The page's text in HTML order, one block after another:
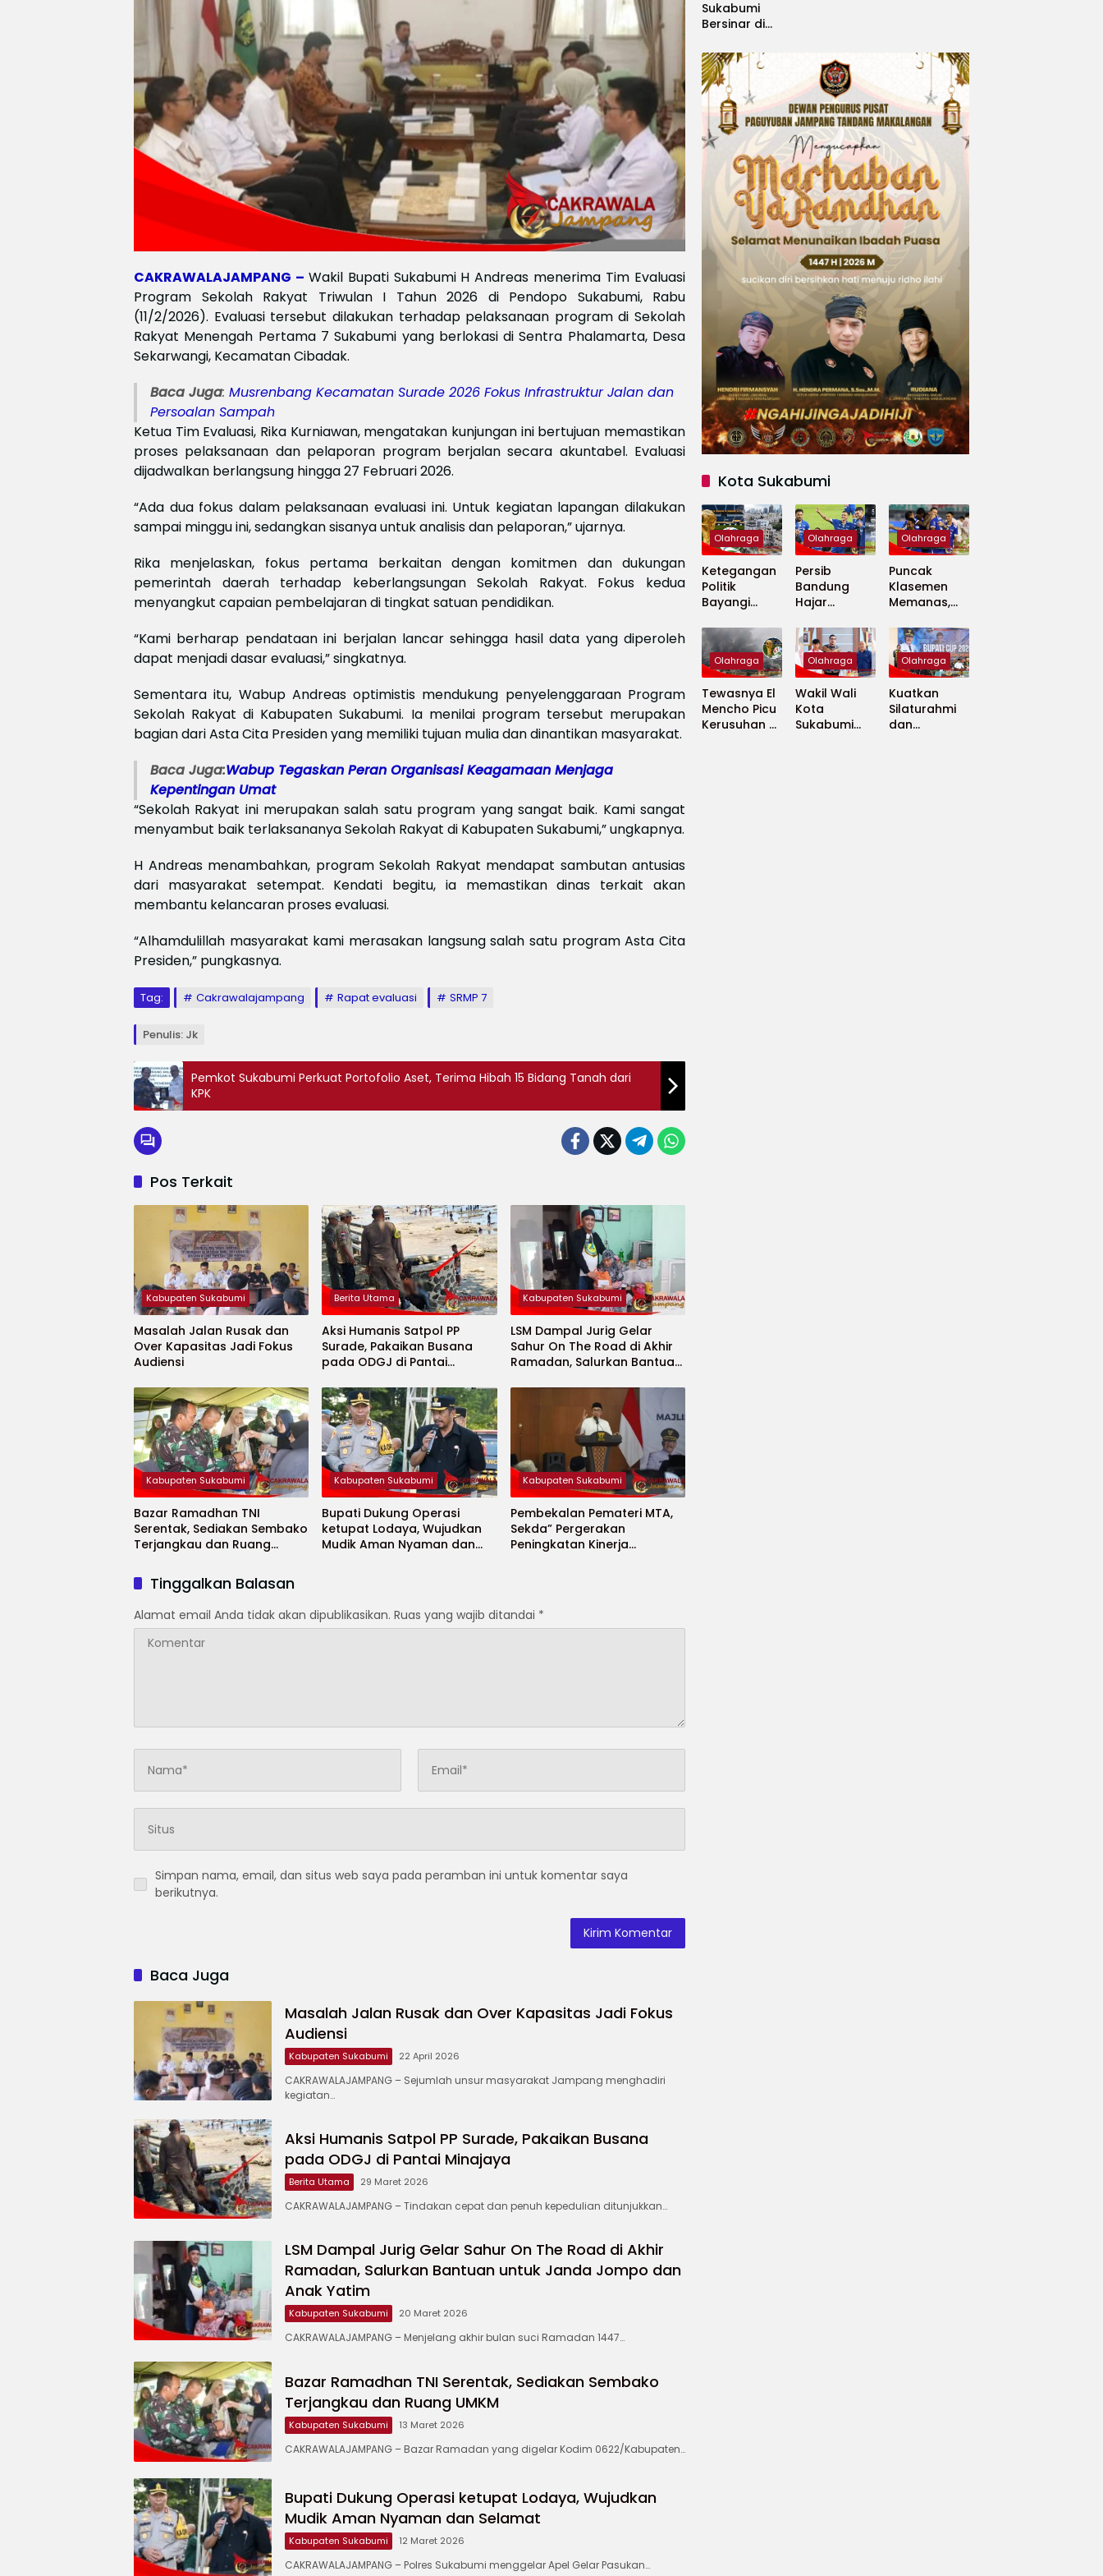
CAKRAWALAJAMPANG – Wakil Bupati Sukabumi H Andreas menerima Tim Evaluasi
Program Sekolah Rakyat Triwulan I Tahun 2026 di Pendopo Sukabumi, Rabu
(11/2/2026). Evaluasi tersebut dilakukan terhadap pelaksanaan program di Sekolah
Rakyat Menengah Pertama 7 Sukabumi yang berlokasi di Sentra Phalamarta, Desa
Sekarwangi, Kecamatan Cibadak.
Baca Juga: Musrenbang Kecamatan Surade 2026 Fokus Infrastruktur Jalan dan
Persoalan Sampah
Ketua Tim Evaluasi, Rika Kurniawan, mengatakan kunjungan ini bertujuan memastikan
proses pelaksanaan dan pelaporan program berjalan secara akuntabel. Evaluasi
dijadwalkan berlangsung hingga 27 Februari 2026.
“Ada dua fokus dalam pelaksanaan evaluasi ini. Untuk kegiatan lapangan dilakukan
sampai minggu ini, sedangkan sisanya untuk analisis dan pelaporan,” ujarnya.
Rika menjelaskan, fokus pertama berkaitan dengan komitmen dan dukungan
pemerintah daerah terhadap keberlangsungan Sekolah Rakyat. Fokus kedua
menyangkut capaian pembelajaran di tingkat satuan pendidikan.
“Kami berharap pendataan ini berjalan lancar sehingga hasil data yang diperoleh
dapat menjadi dasar evaluasi,” singkatnya.
Sementara itu, Wabup Andreas optimistis mendukung penyelenggaraan Program
Sekolah Rakyat di Kabupaten Sukabumi. Ia menilai program tersebut merupakan
bagian dari Asta Cita Presiden yang memiliki tujuan mulia dan dinantikan masyarakat.
Baca Juga:Wabup Tegaskan Peran Organisasi Keagamaan Menjaga
Kepentingan Umat
“Sekolah Rakyat ini merupakan salah satu program yang sangat baik. Kami sangat
menyambut baik terlaksananya Sekolah Rakyat di Kabupaten Sukabumi,” ungkapnya.
H Andreas menambahkan, program Sekolah Rakyat mendapat sambutan antusias
dari masyarakat setempat. Kendati begitu, ia memastikan dinas terkait akan
membantu kelancaran proses evaluasi.
“Alhamdulillah masyarakat kami merasakan langsung salah satu program Asta Cita
Presiden,” pungkasnya.
Tag: Cakrawalajampang Rapat evaluasi SRMP 7
Penulis: Jk
Pemkot Sukabumi Perkuat Portofolio Aset, Terima Hibah 15 Bidang Tanah dari
KPK
Pos Terkait
Kabupaten Sukabumi
Masalah Jalan Rusak dan
Over Kapasitas Jadi Fokus
Audiensi
Berita Utama
Aksi Humanis Satpol PP
Surade, Pakaikan Busana
pada ODGJ di Pantai
Kabupaten Sukabumi
LSM Dampal Jurig Gelar
Sahur On The Road di Akhir
Ramadan, Salurkan Bantuan
Anak Yatim
Kabupaten Sukabumi
Bazar Ramadhan TNI
Serentak, Sediakan Sembako
Terjangkau dan Ruang
Kabupaten Sukabumi
Bupati Dukung Operasi
ketupat Lodaya, Wujudkan
Mudik Aman Nyaman dan
Kabupaten Sukabumi
Pembekalan Pemateri MTA,
Sekda” Pergerakan
Peningkatan Kinerja
Tinggalkan Balasan
Alamat email Anda tidak akan dipublikasikan. Ruas yang wajib ditandai *
Simpan nama, email, dan situs web saya pada peramban ini untuk komentar saya
berikutnya.
Baca Juga
Masalah Jalan Rusak dan Over Kapasitas Jadi Fokus
Audiensi
Kabupaten Sukabumi 22 April 2026
CAKRAWALAJAMPANG – ‎Sejumlah unsur masyarakat Jampang menghadiri
kegiatan…
Aksi Humanis Satpol PP Surade, Pakaikan Busana
pada ODGJ di Pantai Minajaya
Berita Utama 29 Maret 2026
CAKRAWALAJAMPANG – Tindakan cepat dan penuh kepedulian ditunjukkan…
LSM Dampal Jurig Gelar Sahur On The Road di Akhir
Ramadan, Salurkan Bantuan untuk Janda Jompo dan
Anak Yatim
Kabupaten Sukabumi 20 Maret 2026
CAKRAWALAJAMPANG – Menjelang akhir bulan suci Ramadan 1447…
Bazar Ramadhan TNI Serentak, Sediakan Sembako
Terjangkau dan Ruang UMKM
Kabupaten Sukabumi 13 Maret 2026
CAKRAWALAJAMPANG – Bazar Ramadan yang digelar Kodim 0622/Kabupaten…
Bupati Dukung Operasi ketupat Lodaya, Wujudkan
Mudik Aman Nyaman dan Selamat
Kabupaten Sukabumi 12 Maret 2026
CAKRAWALAJAMPANG – Polres Sukabumi menggelar Apel Gelar Pasukan…
Sukabumi
Bersinar di
Gelar
Bergengsi
Ajang Idol
Kids
International
2026
Kota Sukabumi
Olahraga
Ketegangan
Politik
Bayangi
Piala Dunia
2026
Olahraga
Persib
Bandung
Hajar
United 5-0,
Perkuat
Puncak
Klasemen BRI
Super
League
Olahraga
Puncak
Klasemen
Memanas,
Persija Saling
Tekan
Olahraga
Tewasnya El
Mencho Picu
Kerusuhan di
Olahraga
Wakil Wali
Kota
Sukabumi
Olahraga
Kuatkan
Silaturahmi
dan